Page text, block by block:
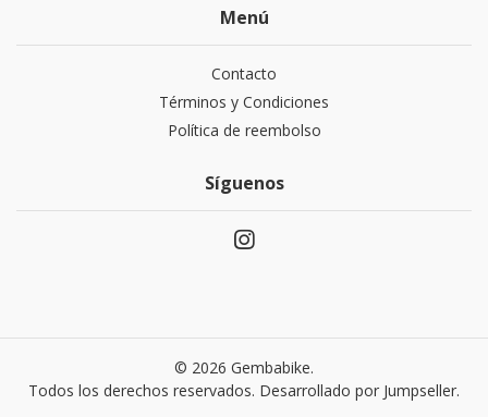
Menú
Contacto
Términos y Condiciones
Política de reembolso
Síguenos
© 2026 Gembabike.
Todos los derechos reservados. Desarrollado por Jumpseller.